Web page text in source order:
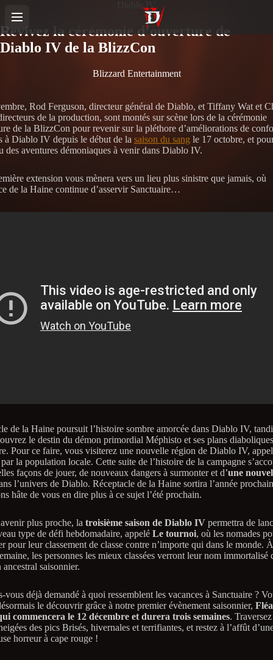
Diablo IV
Revivez la cérémonie d’ouverture de
Diablo IV de la BlizzCon
Blizzard Entertainment
Rod Ferguson, directeur général de Diablo, et Tiffany Wat et
de la production, sont montés sur scène lors de la cérémonie
de la BlizzCon pour revenir sur la pléthore d’améliorations de
à Diablo IV depuis le début de la saison du sang le 17 octobre, et
des aventures démoniaques à venir dans Diablo IV.
extension vous mènera vers un lieu plus sinistre que jamais, où
de la Haine continue d’asservir Sanctuaire…
de la Haine poursuit l’histoire sombre amorcée dans Diablo IV,
le destin du démon primordial Méphisto et ses plans
Pour ce faire, vous visiterez une nouvelle région de Diablo IV,
la population locale. Cette suite de l’histoire de la campagne
façons de jouer, de nouveaux dangers à surmonter et d’une
l’univers de Diablo. Réceptacle de la Haine sortira l’année
hâte de vous en dire plus à ce sujet l’été prochain.
plus proche, la troisième saison de Diablo IV permettra de
type de défi hebdomadaire, appelé Le tournoi, où les nomades
pour leur classement de classe contre n’importe qui dans le monde.
les personnes les mieux classées verront leur nom immortalisé
ancestral saisonnier.
vous déjà demandé à quoi ressemblent les vacances à Sanctuaire ?
le découvrir grâce à notre premier évènement saisonnier,
commencera le 12 décembre et durera trois semaines.
des pics Brisés, hivernales et terrifiantes, et restez à l’affût
horreur à cape rouge !